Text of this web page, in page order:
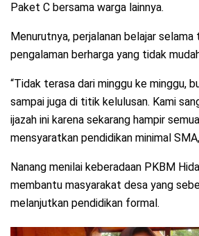
Paket C bersama warga lainnya.
Menurutnya, perjalanan belajar
pengalaman berharga yang tidak
“Tidak terasa dari minggu ke minggu,
sampai juga di titik kelulusan. Kami
ijazah ini karena sekarang hampir
mensyaratkan pendidikan minimal
Nanang menilai keberadaan PKBM
membantu masyarakat desa yang
melanjutkan pendidikan formal.